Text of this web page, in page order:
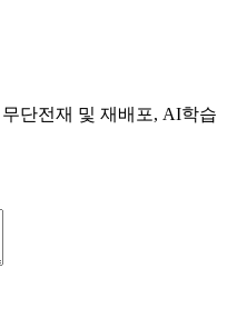
단전재 및 재배포, AI학습